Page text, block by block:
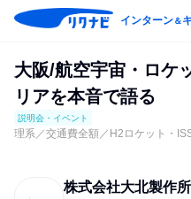
インターン＆
大阪/航空宇宙・ロケ
リアを本音で語る
説明会・イベント
理系／交通費全額／H2ロケット・
株式会社大北製作所